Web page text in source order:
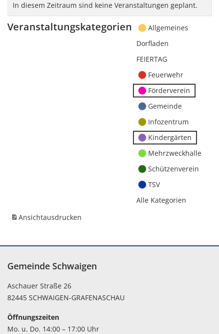
In diesem Zeitraum sind keine Veranstaltungen geplant.
Veranstaltungskategorien
Allgemeines
Dorfladen
FEIERTAG
Feuerwehr
Förderverein
Gemeinde
Infozentrum
Kindergärten
Mehrzweckhalle
Schützenverein
TSV
Alle Kategorien
Ansichtausdrucken
Gemeinde Schwaigen
Aschauer Straße 26
82445 SCHWAIGEN-GRAFENASCHAU
Öffnungszeiten
Mo. u. Do. 14:00 – 17:00 Uhr